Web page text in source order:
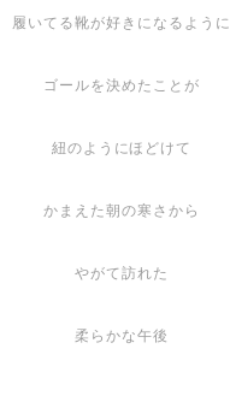
履いてる靴が好きになるように
ゴールを決めたことが
紐のようにほどけて
かまえた朝の寒さから
やがて訪れた
柔らかな午後